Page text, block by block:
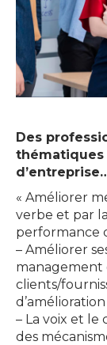
Des
« Améliorer
verbe et par
performance
– Améliorer
management
clients/
– La voix et le
des